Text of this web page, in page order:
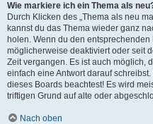
Wie markiere ich ein Thema als
Durch Klicken des „Thema als neu
kannst du das Thema wieder ganz
holen. Wenn du den
möglicherweise deaktiviert oder seit
Zeit vergangen. Es ist auch möglich,
einfach eine Antwort darauf
dieses Boards beachtest! Es wird
triftigen Grund auf alte oder
Nach oben